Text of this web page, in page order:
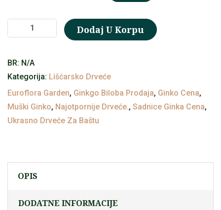
(Ginkgo
količina
Dodaj U Korpu
BR: N/A
Kategorija: Lišćarsko Drveće
Euroflora Garden, Ginkgo Biloba Prodaja, Ginko Cena,
Muški Ginko, Najotpornije Drveće., Sadnice Ginka Cena,
Ukrasno Drveće Za Baštu
OPIS
DODATNE INFORMACIJE